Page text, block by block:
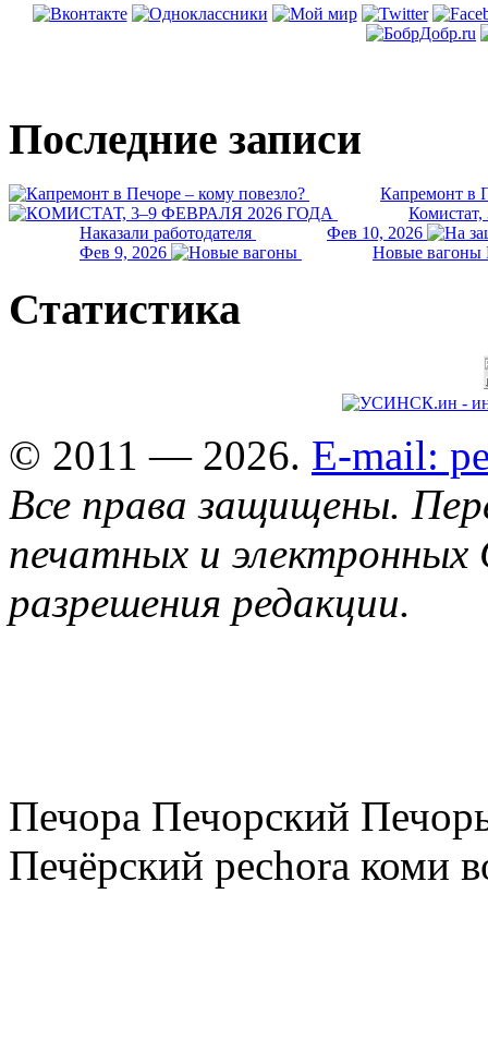
Последние записи
Капремонт в
Комистат,
Наказали работодателя
Фев 10, 2026
Фев 9, 2026
Новые вагоны
Статистика
© 2011 — 2026. E-mail:
Все права защищены.
печатных и
разрешения редакции.
Печора Печорский
Печёрский pechora коми